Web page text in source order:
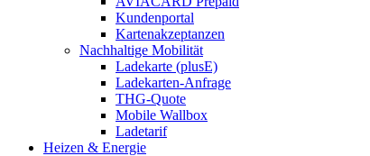
Kundenportal
Kartenakzeptanzen
Nachhaltige Mobilität
Ladekarte (plusE)
Ladekarten-Anfrage
THG-Quote
Mobile Wallbox
Ladetarif
Heizen & Energie